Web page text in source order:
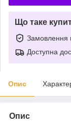
Що таке
Замовлення
Доступна
Опис
Опис